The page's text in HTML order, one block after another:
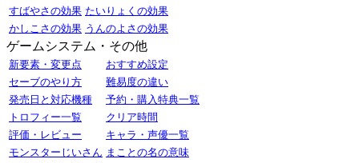
すばやさの効果 たいりょくの効果
かしこさの効果 うんのよさの効果
ゲームシステム・その他
新要素・変更点
おすすめ設定
セーブのやり方
難易度の違い
発売日と対応機種
予約・購入特典一覧
トロフィー一覧
クリア時間
評価・レビュー
キャラ・声優一覧
モンスターじいさん まことの名の意味